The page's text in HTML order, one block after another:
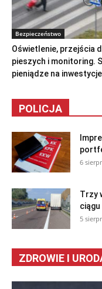
Bezpieczeństwo
Oświetlenie, przejścia
pieszych i monitoring.
pieniądze na inwestycje
POLICJA
6
Trzy
5
ZDROWIE I